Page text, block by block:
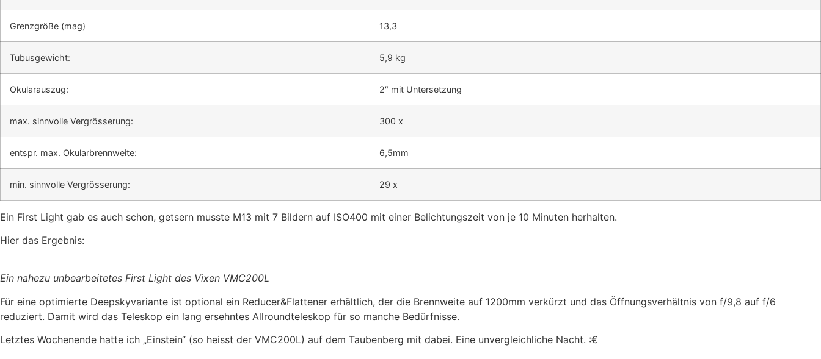
Grenzgröße (mag) 13,3
Tubusgewicht: 5,9 kg
Okularauszug: 2″ mit Untersetzung
max. sinnvolle Vergrösserung: 300 x
entspr. max. Okularbrennweite: 6,5mm
min. sinnvolle Vergrösserung: 29 x
Ein First Light gab es auch schon, getsern musste M13 mit 7 Bildern auf ISO400 mit einer Belichtungszeit von je 10 Minuten herhalten.
Hier das Ergebnis:
Ein nahezu unbearbeitetes First Light des Vixen VMC200L
Für eine optimierte Deepskyvariante ist optional ein Reducer&Flattener erhältlich, der die Brennweite auf 1200mm verkürzt und das Öffnungsverhältnis von f/9,8 auf f/6
reduziert. Damit wird das Teleskop ein lang ersehntes Allroundteleskop für so manche Bedürfnisse.
Letztes Wochenende hatte ich „Einstein“ (so heisst der VMC200L) auf dem Taubenberg mit dabei. Eine unvergleichliche Nacht. :€